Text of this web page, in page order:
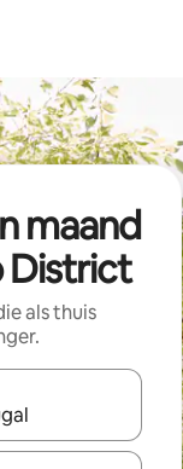
maand
District
als thuis
zijn, maak je een